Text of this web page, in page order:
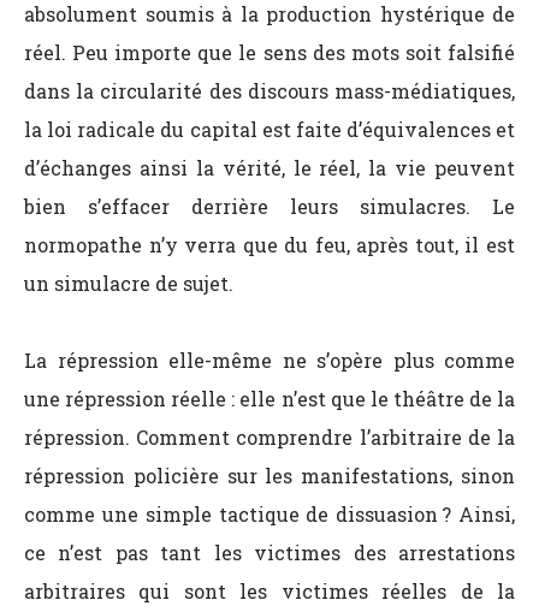
absolument soumis à la production hystérique de
réel. Peu importe que le sens des mots soit falsifié
dans la circularité des discours mass-médiatiques,
la loi radicale du capital est faite d’équivalences et
d’échanges ainsi la vérité, le réel, la vie peuvent
bien s’effacer derrière leurs simulacres. Le
normopathe n’y verra que du feu, après tout, il est
un simulacre de sujet.
La répression elle-même ne s’opère plus comme
une répression réelle : elle n’est que le théâtre de la
répression. Comment comprendre l’arbitraire de la
répression policière sur les manifestations, sinon
comme une simple tactique de dissuasion ? Ainsi,
ce n’est pas tant les victimes des arrestations
arbitraires qui sont les victimes réelles de la